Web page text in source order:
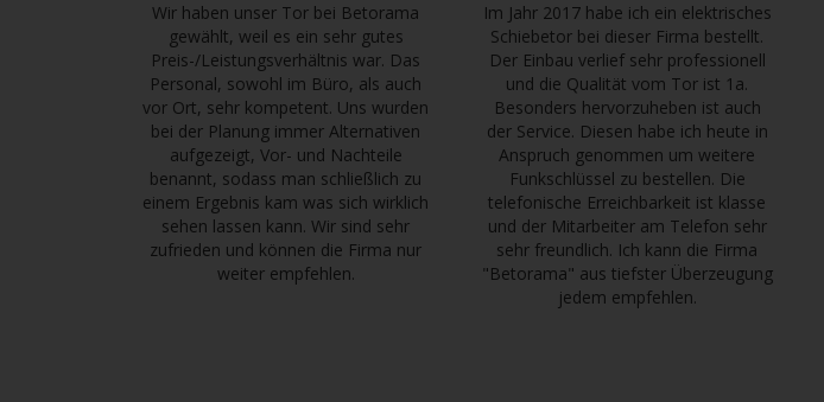
Wir haben unser Tor bei Betorama
gewählt, weil es ein sehr gutes
Preis-/Leistungsverhältnis war. Das
Personal, sowohl im Büro, als auch
vor Ort, sehr kompetent. Uns wurden
bei der Planung immer Alternativen
aufgezeigt, Vor- und Nachteile
benannt, sodass man schließlich zu
einem Ergebnis kam was sich wirklich
sehen lassen kann. Wir sind sehr
zufrieden und können die Firma nur
weiter empfehlen.
Im Jahr 2017 habe ich ein elektrisches
Schiebetor bei dieser Firma bestellt.
Der Einbau verlief sehr professionell
und die Qualität vom Tor ist 1a.
Besonders hervorzuheben ist auch
der Service. Diesen habe ich heute in
Anspruch genommen um weitere
Funkschlüssel zu bestellen. Die
telefonische Erreichbarkeit ist klasse
und der Mitarbeiter am Telefon sehr
sehr freundlich. Ich kann die Firma
"Betorama" aus tiefster Überzeugung
jedem empfehlen.